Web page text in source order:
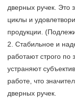
дверных ручек. Это
циклы и
продукции.
2. Стабильное и
работают строго
устраняют
работе, что
дверных ручек.